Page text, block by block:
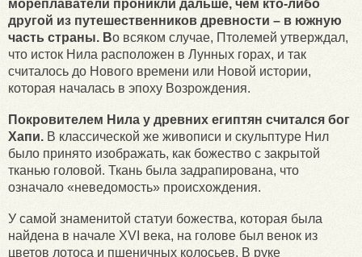
мореплаватели проникли дальше, чем кто-либо
другой из путешественников древности – в южную
часть страны. Во всяком случае, Птолемей утверждал,
что исток Нила расположен в Лунных горах, и так
считалось до Нового времени или Новой истории,
которая началась в эпоху Возрождения.
Покровителем Нила у древних египтян считался бог
Хапи. В классической же живописи и скульптуре Нил
было принято изображать, как божество с закрытой
тканью головой. Ткань была задрапирована, что
означало «неведомость» происхождения.
У самой знаменитой статуи божества, которая была
найдена в начале XVI века, на голове был венок из
цветов лотоса и пшеничных колосьев. В руке